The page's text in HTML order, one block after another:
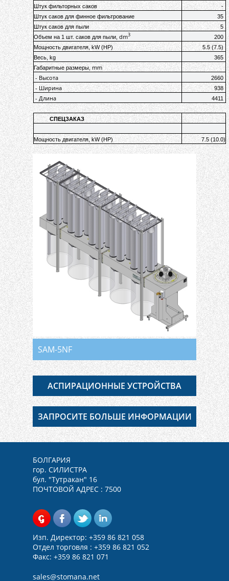
Штук фильторных саков
-
Штук саков для финное фильтрование
35
Штук саков для пыли
5
Объем на 1 шт. саков для пыли, dm3
200
Мощность двигателя, kW (HP)
5.5 (7.5)
Весь, kg
365
Габаритные размеры, mm
- Высота
2660
- Ширина 938
- Длина 4411
СПЕЦЗАКАЗ
Мощность двигателя, kW (HP) 7.5 (10.0)
SAM-5NF
АСПИРАЦИОННЫE УСТРОЙСТВА
ЗАПРОСИТЕ БОЛЬШЕ ИНФОРМАЦИИ
БОЛГАРИЯ
гор. СИЛИСТРА
бул. "Тутракан" 16
ПОЧТОВОЙ АДРЕС : 7500
Изп. Директор: +359 86 821 058
Отдел торговля : +359 86 821 052
Факс: +359 86 821 071
sales@stomana.net